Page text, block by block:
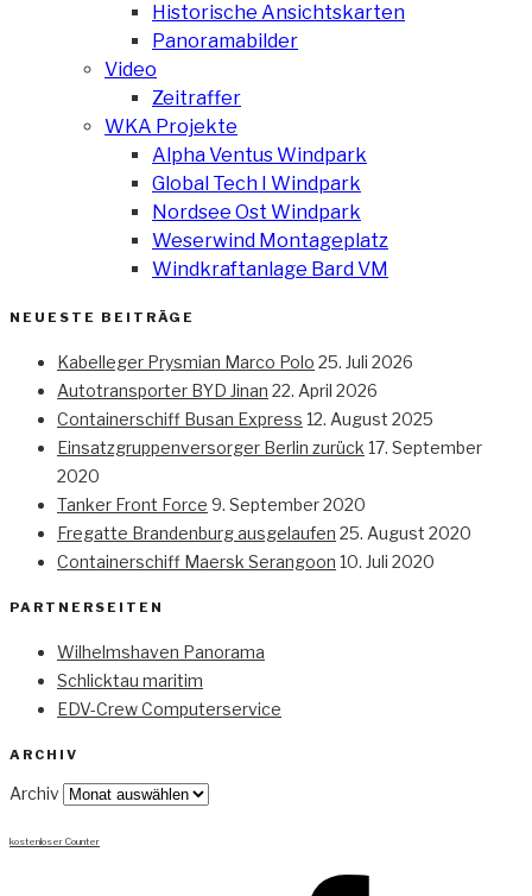
Historische Ansichtskarten
Panoramabilder
Video
Zeitraffer
WKA Projekte
Alpha Ventus Windpark
Global Tech I Windpark
Nordsee Ost Windpark
Weserwind Montageplatz
Windkraftanlage Bard VM
NEUESTE BEITRÄGE
Kabelleger Prysmian Marco Polo 25. Juli 2026
Autotransporter BYD Jinan 22. April 2026
Containerschiff Busan Express 12. August 2025
Einsatzgruppenversorger Berlin zurück 17. September
2020
Tanker Front Force 9. September 2020
Fregatte Brandenburg ausgelaufen 25. August 2020
Containerschiff Maersk Serangoon 10. Juli 2020
PARTNERSEITEN
Wilhelmshaven Panorama
Schlicktau maritim
EDV-Crew Computerservice
ARCHIV
Archiv
kostenloser Counter